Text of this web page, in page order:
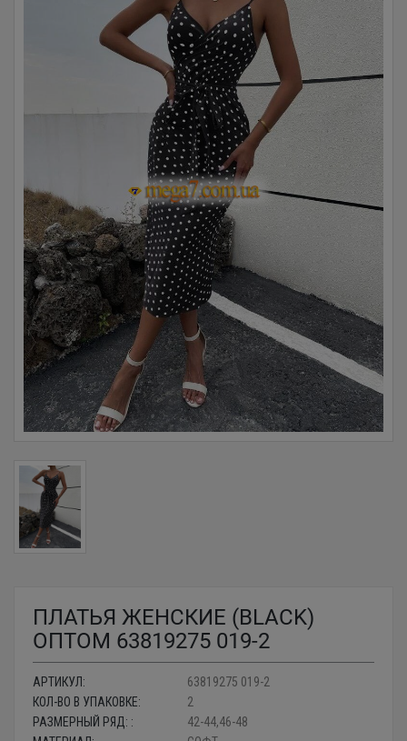
ПЛАТЬЯ ЖЕНСКИЕ (BLACK)
ОПТОМ 63819275 019-2
АРТИКУЛ:
63819275 019-2
КОЛ-ВО В УПАКОВКЕ:
2
РАЗМЕРНЫЙ РЯД: :
42-44,46-48